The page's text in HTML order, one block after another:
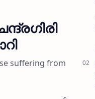
suffering from